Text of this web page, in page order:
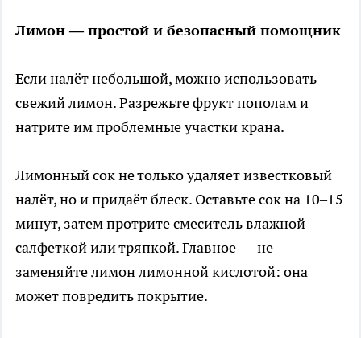
Лимон — простой и безопасный помощник
Если налёт небольшой, можно использовать
свежий лимон. Разрежьте фрукт пополам и
натрите им проблемные участки крана.
Лимонный сок не только удаляет известковый
налёт, но и придаёт блеск. Оставьте сок на 10–15
минут, затем протрите смеситель влажной
салфеткой или тряпкой. Главное — не
заменяйте лимон лимонной кислотой: она
может повредить покрытие.